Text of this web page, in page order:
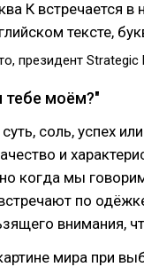
К встречается
тексте,
президент Strategic
тебе моём?"
соль, успех
и
когда мы
по
внимания,
мира при